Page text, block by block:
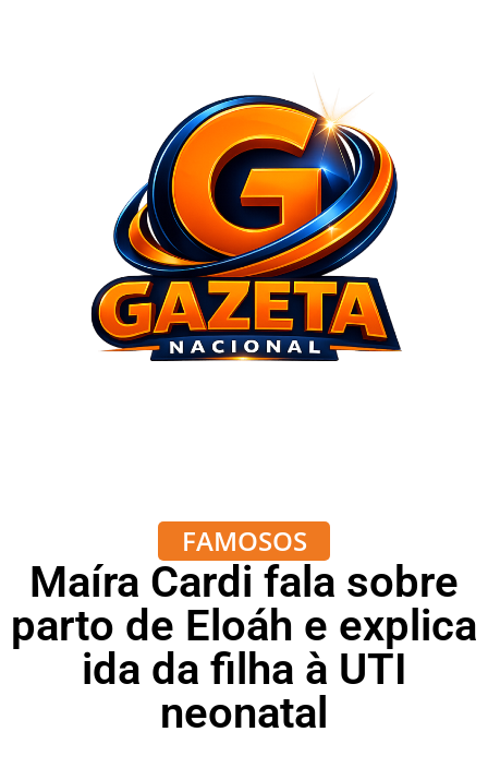
FAMOSOS
Maíra Cardi fala sobre
parto de Eloáh e explica
ida da filha à UTI
neonatal